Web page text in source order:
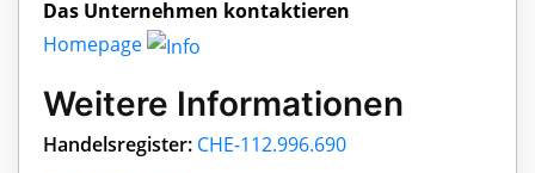
Das Unternehmen kontaktieren
Homepage
Weitere Informationen
Handelsregister: CHE-112.996.690